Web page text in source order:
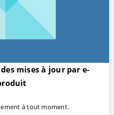
mises à jour par e-
à tout moment.
des données